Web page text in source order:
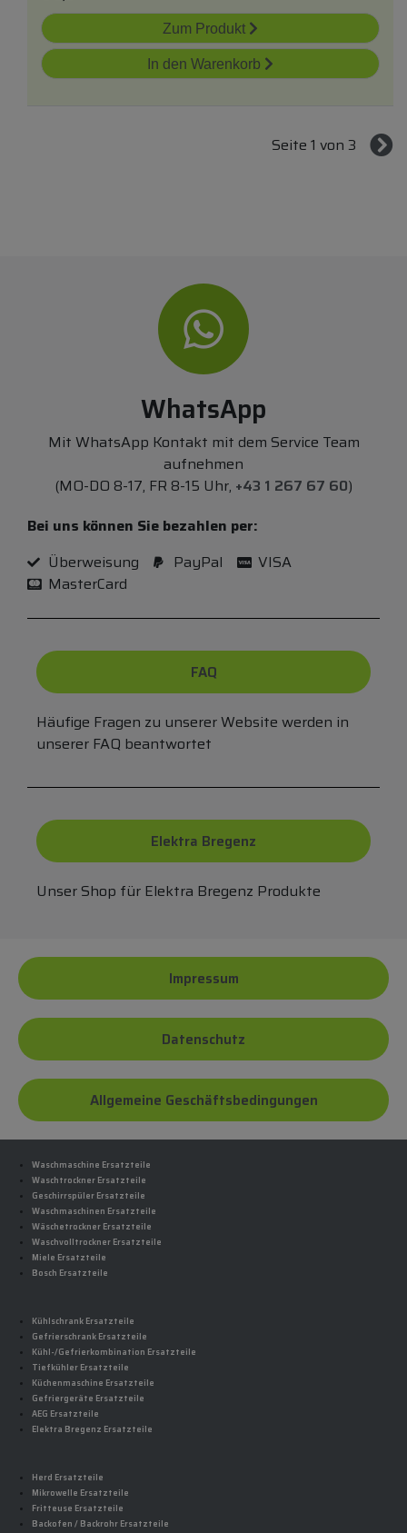
Zum Produkt
In den Warenkorb
Seite 1 von 3
WhatsApp
Mit WhatsApp Kontakt mit dem Service Team
aufnehmen
(MO-DO 8-17, FR 8-15 Uhr, +43 1 267 67 60)
Bei uns können Sie bezahlen per:
Überweisung
PayPal
VISA
MasterCard
FAQ
Häufige Fragen zu unserer Website werden in
unserer FAQ beantwortet
Elektra Bregenz
Unser Shop für Elektra Bregenz Produkte
Impressum
Datenschutz
Allgemeine Geschäftsbedingungen
Waschmaschine Ersatzteile
Waschtrockner Ersatzteile
Geschirrspüler Ersatzteile
Waschmaschinen Ersatzteile
Wäschetrockner Ersatzteile
Waschvolltrockner Ersatzteile
Miele Ersatzteile
Bosch Ersatzteile
Kühlschrank Ersatzteile
Gefrierschrank Ersatzteile
Kühl-/Gefrierkombination Ersatzteile
Tiefkühler Ersatzteile
Küchenmaschine Ersatzteile
Gefriergeräte Ersatzteile
AEG Ersatzteile
Elektra Bregenz Ersatzteile
Herd Ersatzteile
Mikrowelle Ersatzteile
Fritteuse Ersatzteile
Backofen / Backrohr Ersatzteile